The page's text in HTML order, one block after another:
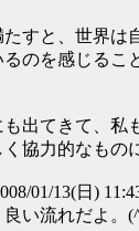
すと、世界は
のを感じるこ
出てきて、私
協力的なもの
01/13(日)
い流れだよ。